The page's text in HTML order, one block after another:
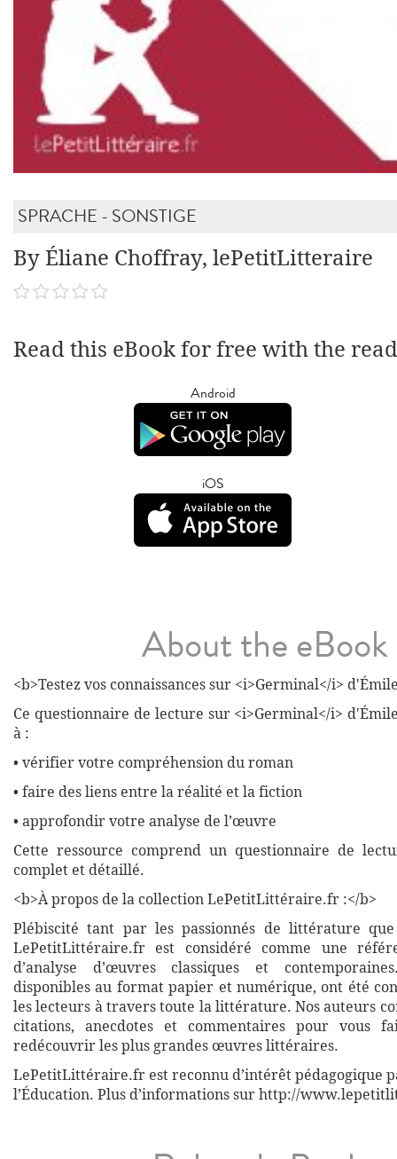
SPRACHE - SONSTIGE
By Éliane Choffray, lePetitLitteraire
Read this eBook for free with the
Android
iOS
About the eBook
<b>Testez vos connaissances sur <i>Germinal</i>
Ce questionnaire de lecture sur <i>Germinal</i>
à :
• vérifier votre compréhension du roman
• faire des liens entre la réalité et la fiction
• approfondir votre analyse de l’œuvre
Cette ressource comprend un questionnaire de
complet et détaillé.
<b>À propos de la collection LePetitLittéraire.fr :</b>
Plébiscité tant par les passionnés de littérature
LePetitLittéraire.fr est considéré comme une
d’analyse d’œuvres classiques et
disponibles au format papier et numérique, ont été
les lecteurs à travers toute la littérature. Nos auteurs
citations, anecdotes et commentaires pour vous
redécouvrir les plus grandes œuvres littéraires.
LePetitLittéraire.fr est reconnu d’intérêt pédagogique
l’Éducation. Plus d’informations sur http://